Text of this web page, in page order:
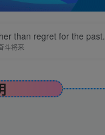
than regret for the past.
斗将来